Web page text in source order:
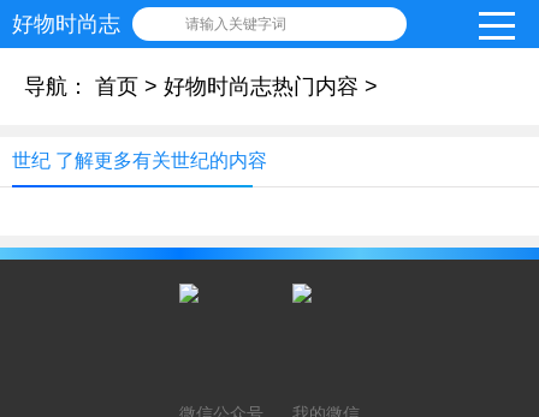
好物时尚志 请输入关键字词
导航： 首页 > 好物时尚志热门内容 >
世纪 了解更多有关世纪的内容